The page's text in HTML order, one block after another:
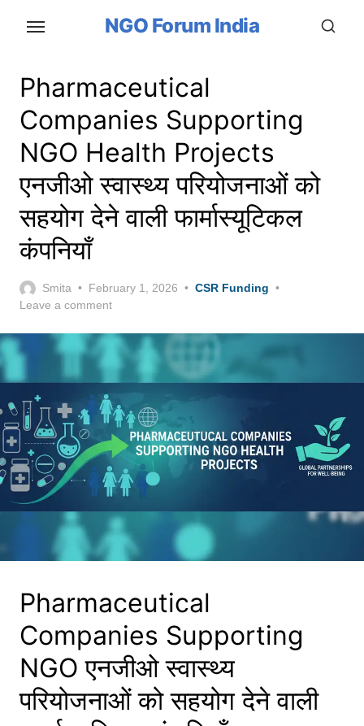
content
NGO Forum India
Pharmaceutical
Companies Supporting
NGO Health Projects
एनजीओ स्वास्थ्य परियोजनाओं को
सहयोग देने वाली फार्मास्यूटिकल
कंपनियाँ
Smita
Posted
on
February 1, 2026
CSR Funding
Leave a comment
Pharmaceutical
Companies Supporting
NGO एनजीओ स्वास्थ्य
परियोजनाओं को सहयोग देने वाली